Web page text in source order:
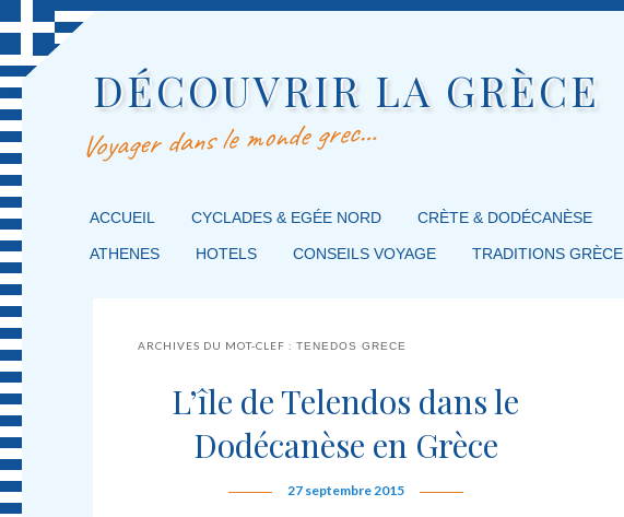
DÉCOUVRIR LA GRÈCE
Voyager dans le monde grec…
MENU PRINCIPAL
MASQUER LA NAVIGATION PRINCIPALE
MASQUER LA NAVIGATION SECONDAIRE
ACCUEIL CYCLADES & EGÉE NORD CRÈTE & DODÉCANÈSE
ATHENES HOTELS CONSEILS VOYAGE TRADITIONS GRÈCE
ARCHIVES DU MOT-CLEF :TENEDOS GRECE
L’île de Telendos dans le
Dodécanèse en Grèce
27 septembre 2015